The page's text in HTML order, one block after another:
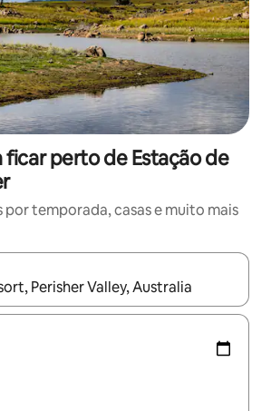
ficar perto de Estação de
por temporada, casas e muito mais
estiverem disponíveis, explore-os